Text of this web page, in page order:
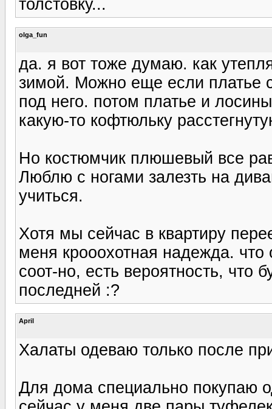
толстовку...
olga_fun
да. я вот тоже думаю. как
зимой. Можно еще если платье
под него. потом платье и
какую-то кофтюльку
Но костюмчик плюшевый все
Люблю с ногами залезть на
учиться.
Хотя мы сейчас в квартиру
меня крооохотная надежда. что
соот-но, есть вероятность, что
последней :?
April
Халаты одеваю только после
Для дома специально покупаю